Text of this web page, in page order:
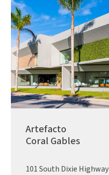
Artefacto
Coral Gables
101 South Dixie Highway